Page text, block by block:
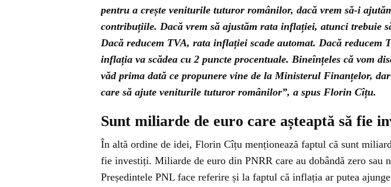
pentru a crește veniturile tuturor românilor, dacă vrem să-i
contribuțiile. Dacă vrem să ajustăm rata inflației, atunci trebuie
Dacă reducem TVA, rata inflației scade automat. Dacă reducem
inflația va scădea cu 2 puncte procentuale. Bineînțeles că vom
văd prima dată ce propunere vine de la Ministerul Finanțelor,
care să ajute veniturile tuturor românilor”, a spus Florin Cîțu.
Sunt miliarde de euro care așteaptă să fie
În altă ordine de idei, Florin Cîțu menționează faptul că sunt
fie investiți. Miliarde de euro din PNRR care au dobândă zero sau
Președintele PNL face referire și la faptul că inflația ar putea